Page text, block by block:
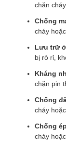
chặn
Chống
cháy
Lưu trữ
bị rò rỉ,
Kháng
chặn pin
Chống
cháy
Chống
cháy